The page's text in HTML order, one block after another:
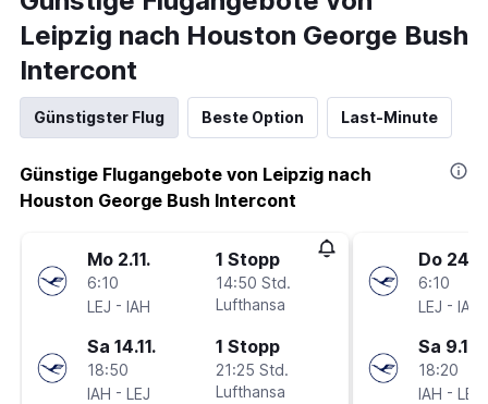
Leipzig nach Houston George Bush
Intercont
Günstigster Flug Beste Option Last-Minute
Günstige Flugangebote von Leipzig nach
Houston George Bush Intercont
Mo 2.11.
6:10
LEJ - IAH
1 Stopp
14:50 Std.
Lufthansa
Sa 14.11.
18:50
IAH - LEJ
1 Stopp
21:25 Std.
Lufthansa
Do
6:10
LEJ - IAH
Sa 9.1.
18:20
IAH - LEJ